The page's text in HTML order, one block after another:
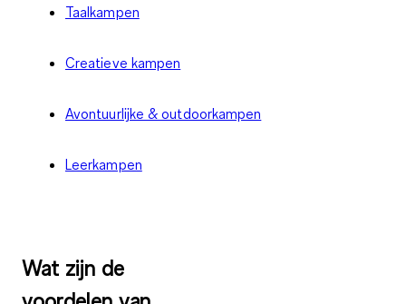
Taalkampen
Creatieve kampen
Avontuurlijke & outdoorkampen
Leerkampen
Wat zijn de